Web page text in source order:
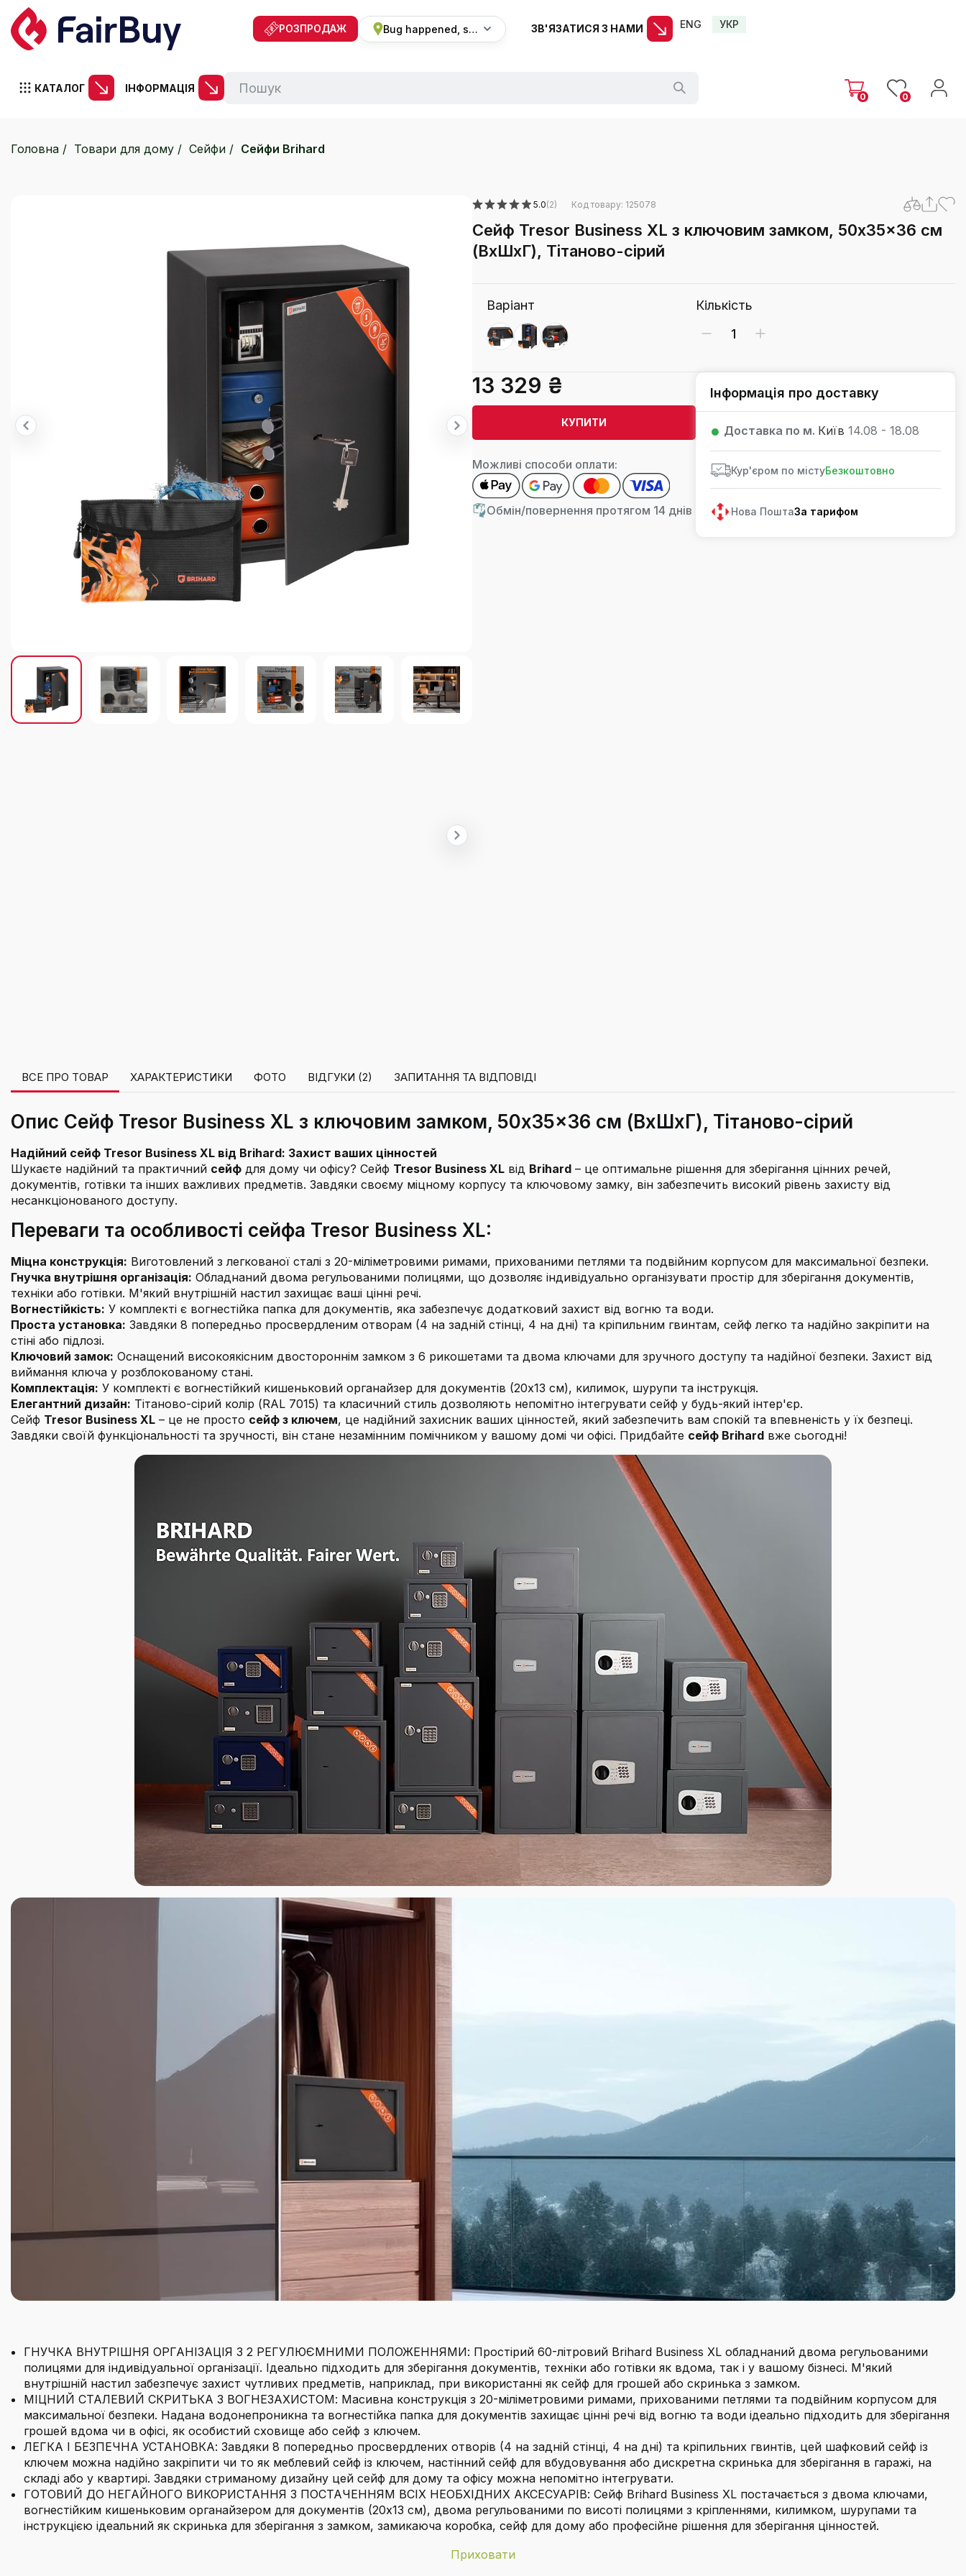
РОЗПРОДАЖ Bug happened, sorry ЗВ'ЯЗАТИСЯ З НАМИ ENG УКР
КАТАЛОГ ІНФОРМАЦІЯ
0 0
Головна Товари для дому Сейфи Сейфи Brihard
5.0(2) Код товару: 125078
Сейф Tresor Business XL з ключовим замком, 50x35x36 см
(ВxШxГ), Тітаново-сірий
Варіант Кількість
13 329 ₴
КУПИТИ
Можливі способи оплати:
Обмін/повернення протягом 14 днів
Інформація про доставку
Доставка по м. Київ 14.08 - 18.08
Кур'єром по містуБезкоштовно
Нова ПоштаЗа тарифом
ВСЕ ПРО ТОВАР ХАРАКТЕРИСТИКИ ФОТО ВІДГУКИ (2) ЗАПИТАННЯ ТА ВІДПОВІДІ
Опис Сейф Tresor Business XL з ключовим замком, 50x35x36 см (ВxШxГ), Тітаново-сірий
Надійний сейф Tresor Business XL від Brihard: Захист ваших цінностей
Шукаєте надійний та практичний сейф для дому чи офісу? Сейф Tresor Business XL від Brihard – це оптимальне рішення для зберігання цінних речей,
документів, готівки та інших важливих предметів. Завдяки своєму міцному корпусу та ключовому замку, він забезпечить високий рівень захисту від
несанкціонованого доступу.
Переваги та особливості сейфа Tresor Business XL:
Міцна конструкція: Виготовлений з легкованої сталі з 20-міліметровими римами, прихованими петлями та подвійним корпусом для максимальної безпеки.
Гнучка внутрішня організація: Обладнаний двома регульованими полицями, що дозволяє індивідуально організувати простір для зберігання документів,
техніки або готівки. М'який внутрішній настил захищає ваші цінні речі.
Вогнестійкість: У комплекті є вогнестійка папка для документів, яка забезпечує додатковий захист від вогню та води.
Проста установка: Завдяки 8 попередньо просвердленим отворам (4 на задній стінці, 4 на дні) та кріпильним гвинтам, сейф легко та надійно закріпити на
стіні або підлозі.
Ключовий замок: Оснащений високоякісним двостороннім замком з 6 рикошетами та двома ключами для зручного доступу та надійної безпеки. Захист від
виймання ключа у розблокованому стані.
Комплектація: У комплекті є вогнестійкий кишеньковий органайзер для документів (20x13 см), килимок, шурупи та інструкція.
Елегантний дизайн: Тітаново-сірий колір (RAL 7015) та класичний стиль дозволяють непомітно інтегрувати сейф у будь-який інтер'єр.
Сейф Tresor Business XL – це не просто сейф з ключем, це надійний захисник ваших цінностей, який забезпечить вам спокій та впевненість у їх безпеці.
Завдяки своїй функціональності та зручності, він стане незамінним помічником у вашому домі чи офісі. Придбайте сейф Brihard вже сьогодні!
ГНУЧКА ВНУТРІШНЯ ОРГАНІЗАЦІЯ З 2 РЕГУЛЮЄМНИМИ ПОЛОЖЕННЯМИ: Простірий 60-літровий Brihard Business XL обладнаний двома регульованими
полицями для індивідуальної організації. Ідеально підходить для зберігання документів, техніки або готівки як вдома, так і у вашому бізнесі. М'який
внутрішній настил забезпечує захист чутливих предметів, наприклад, при використанні як сейф для грошей або скринька з замком.
МІЦНИЙ СТАЛЕВИЙ СКРИТЬКА З ВОГНЕЗАХИСТОМ: Масивна конструкція з 20-міліметровими римами, прихованими петлями та подвійним корпусом для
максимальної безпеки. Надана водонепроникна та вогнестійка папка для документів захищає цінні речі від вогню та води ідеально підходить для зберігання
грошей вдома чи в офісі, як особистий сховище або сейф з ключем.
ЛЕГКА І БЕЗПЕЧНА УСТАНОВКА: Завдяки 8 попередньо просвердлених отворів (4 на задній стінці, 4 на дні) та кріпильних гвинтів, цей шафковий сейф із
ключем можна надійно закріпити чи то як меблевий сейф із ключем, настінний сейф для вбудовування або дискретна скринька для зберігання в гаражі, на
складі або у квартирі. Завдяки стриманому дизайну цей сейф для дому та офісу можна непомітно інтегрувати.
ГОТОВИЙ ДО НЕГАЙНОГО ВИКОРИСТАННЯ З ПОСТАЧЕННЯМ ВСІХ НЕОБХІДНИХ АКСЕСУАРІВ: Сейф Brihard Business XL постачається з двома ключами,
вогнестійким кишеньковим органайзером для документів (20x13 см), двома регульованими по висоті полицями з кріпленнями, килимком, шурупами та
інструкцією ідеальний як скринька для зберігання з замком, замикаюча коробка, сейф для дому або професійне рішення для зберігання цінностей.
Приховати